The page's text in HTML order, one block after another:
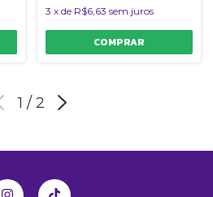
3 x de R$6,63 sem juros
1 / 2